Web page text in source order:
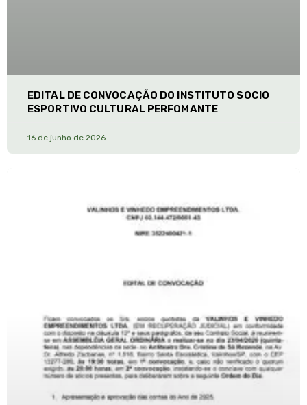
EDITAL DE CONVOCAÇÃO DO INSTITUTO SOCIO
ESPORTIVO CULTURAL PERFOMANTE
16 de junho de 2026